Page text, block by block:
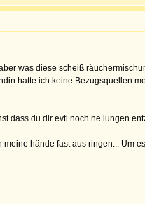
was diese scheiß
hatte ich keine Bezugsquellen
dass du dir evtl noch ne lungen
hände fast aus ringen... Um